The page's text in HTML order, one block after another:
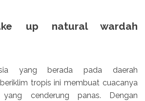
up natural wardah
yang berada pada daerah
tropis ini membuat cuacanya
cenderung panas. Dengan